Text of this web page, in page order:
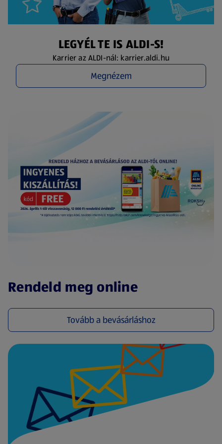
LEGYÉL TE IS ALDI-S!
Karrier az ALDI-nál: karrier.aldi.hu
Megnézem
Rendeld meg online
Tovább a bevásárláshoz
(új oldalon nyílik meg)